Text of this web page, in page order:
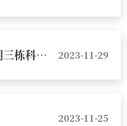
张江复旦国际创新中心一期三栋科研楼 2023-11-29
2023-11-25